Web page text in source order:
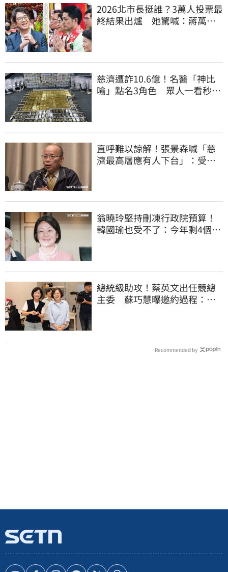
2026北市長挺誰？3萬人投票最
終結果出爐 她驚喊：蔣萬安
慈濟遭詐10.6億！名醫「神比
喻」點名3角色 眾人一看秒懂
直呼難以諒解！張景森喊「慈
濟最高層應有人下台」：受害
翁曉玲堅持刪凍行政院預算！
韓國瑜也受不了：今年剩4個月
總統級助攻！蔡英文出任競總
主委 蘇巧慧曝邀約過程：她
Recommended by